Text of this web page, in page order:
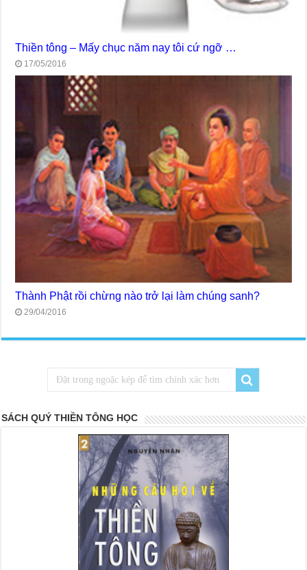
Thiền tông – Mấy chục năm nay tôi cứ ngỡ …
17/05/2016
Thành Phật rồi chừng nào trở lại làm chúng sanh?
29/04/2016
SÁCH QUÝ THIỀN TÔNG HỌC